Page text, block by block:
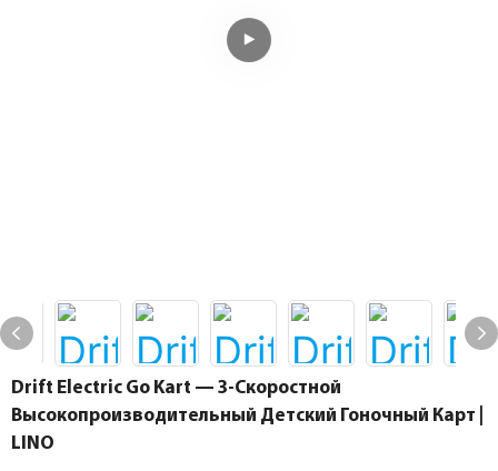
Drift Electric Go Kart — 3-Скоростной
Высокопроизводительный Детский Гоночный Карт |
LINO